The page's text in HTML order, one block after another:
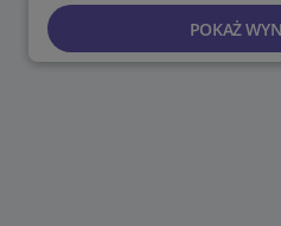
POKAŻ